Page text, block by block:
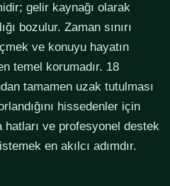
gelir kaynağı olarak
bozulur. Zaman sınırı
ve konuyu hayatın
temel korumadır. 18
tamamen uzak tutulması
hissedenler için
ve profesyonel destek
en akılcı adımdır.